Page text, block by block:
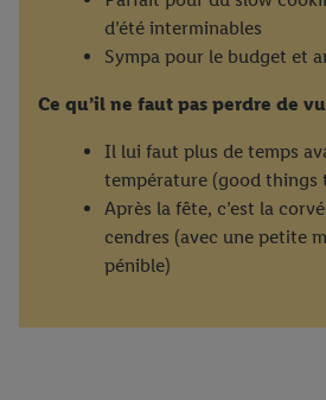
d’été interminables
Sympa pour le budget et
Ce qu’il ne faut pas perdre de
Il lui faut plus de temps
température (good things
Après la fête, c’est la
cendres (avec une petite
pénible)